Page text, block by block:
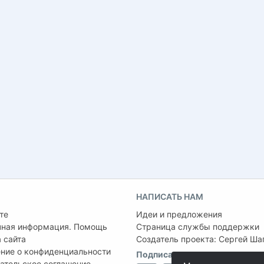
информация. Помощь
о конфиденциальности
НАПИСАТЬ НАМ
Идеи и предложения
Страница службы поддержки
Создатель проекта: Сергей
Подписаться на нас